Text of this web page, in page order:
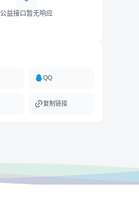
公益接口暂无响应
QQ
复制链接